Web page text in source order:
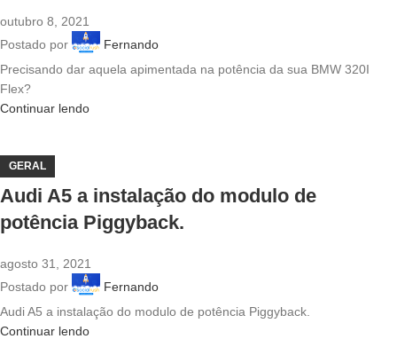
outubro 8, 2021
Postado por
Fernando
Precisando dar aquela apimentada na potência da sua BMW 320I
Flex?
Continuar lendo
GERAL
Audi A5 a instalação do modulo de
potência Piggyback.
agosto 31, 2021
Postado por
Fernando
Audi A5 a instalação do modulo de potência Piggyback.
Continuar lendo